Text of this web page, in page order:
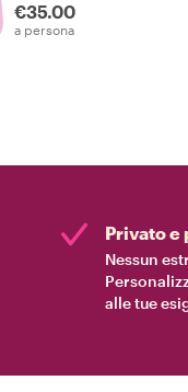
€35.00
a persona
Privato e
Nessun
alle tue